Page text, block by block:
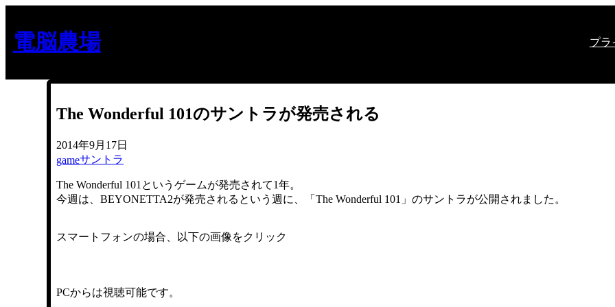
を
ス
ッ
電脳農場 プラ
The Wonderful 101のサントラが発売される
2014年9月17日
gameサントラ
The Wonderful 101というゲームが発売されて1年。
今週は、BEYONETTA2が発売されるという週に、「The Wonderful 101」のサントラが公開されました。
スマートフォンの場合、以下の画像をクリック
PCからは視聴可能です。